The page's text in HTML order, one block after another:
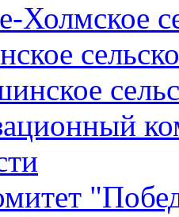
Холмское